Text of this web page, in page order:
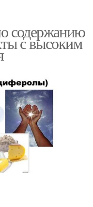
содержанию
с высоким